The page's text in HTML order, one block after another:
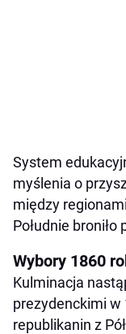
System
myślenia o
między
Południe broniło
Wybory 1860
Kulminacja
prezydenckimi w
republikanin z